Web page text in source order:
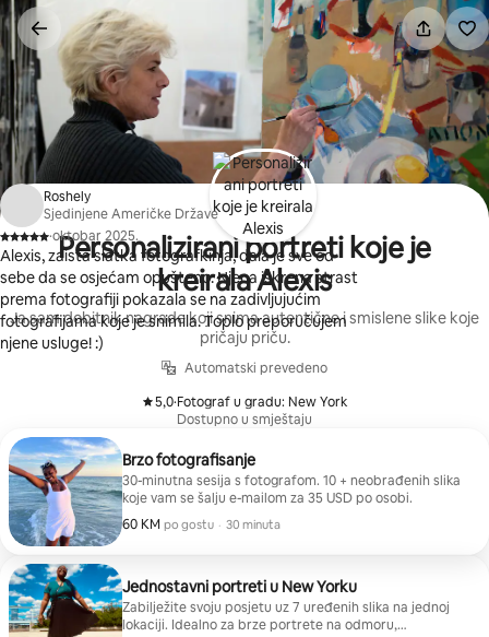
Pređi
na
sadržaj
Personalizirani portreti koje je
kreirala Alexis
Ja sam dobitnik nagrade koji snima autentične i smislene slike koje
pričaju priču.
Automatski prevedeno
5,0
, ·Fotograf u gradu: New York
Dostupno u smještaju
Brzo fotografisanje
30-minutna sesija s fotografom. 10 + neobrađenih slika
koje vam se šalju e-mailom za 35 USD po osobi.
60 KM po gostu
60 KM po gostu
, · 30 minuta
Jednostavni portreti u New Yorku
Zabilježite svoju posjetu uz 7 uređenih slika na jednoj
lokaciji. Idealno za brze portrete na odmoru,
Roshely
Sjedinjene Američke Države
,
·oktobar 2025.
Alexis, zaista slatka fotografkinja, dala je sve od
sebe da se osjećam opušteno. Njena iskrena strast
prema fotografiji pokazala se na zadivljujućim
fotografijama koje je snimila. Toplo preporučujem
njene usluge! :)